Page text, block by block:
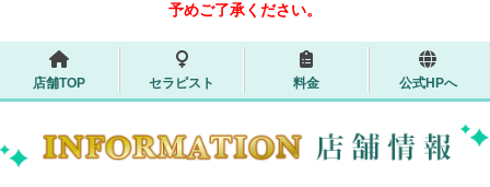
予めご了承ください。
店舗TOP セラピスト 料金 公式HPへ